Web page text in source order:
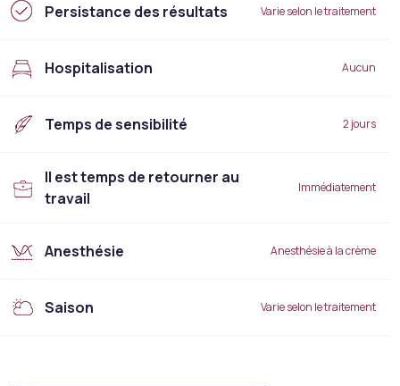
Persistance des résultats Varie selon le traitement
Hospitalisation Aucun
Temps de sensibilité 2 jours
Il est temps de retourner au
travail
Immédiatement
Anesthésie Anesthésie à la crème
Saison Varie selon le traitement